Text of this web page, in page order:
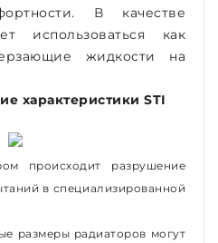
В качестве
использоваться как
жидкости на
характеристики STI
происходит разрушение
в специализированной
размеры радиаторов могут